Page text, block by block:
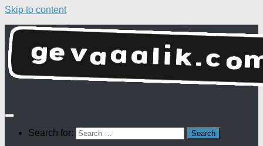
Skip to content
Search for: